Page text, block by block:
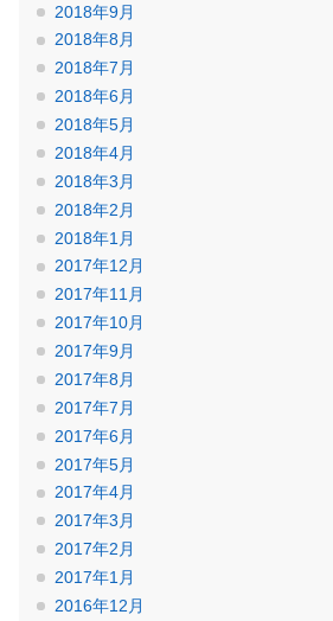
2018年9月
2018年8月
2018年7月
2018年6月
2018年5月
2018年4月
2018年3月
2018年2月
2018年1月
2017年12月
2017年11月
2017年10月
2017年9月
2017年8月
2017年7月
2017年6月
2017年5月
2017年4月
2017年3月
2017年2月
2017年1月
2016年12月